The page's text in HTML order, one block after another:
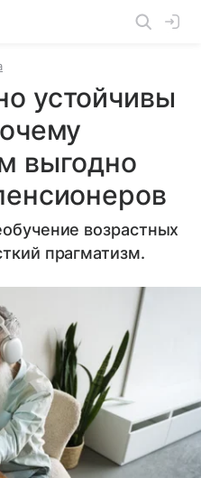
устойчивы
выгодно
возрастных
прагматизм.